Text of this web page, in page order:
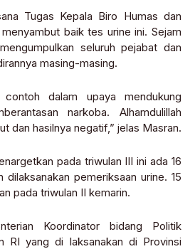
Tugas Kepala Biro Humas dan
baik tes urine ini. Sejam
seluruh pejabat dan
masing-masing.
dalam upaya mendukung
narkoba. Alhamdulillah
dan hasilnya negatif,” jelas Masran.
pada triwulan III ini ada 16
dilaksanakan pemeriksaan urine. 15
pada triwulan II kemarin.
Koordinator bidang Politik
RI yang di laksanakan di Provinsi